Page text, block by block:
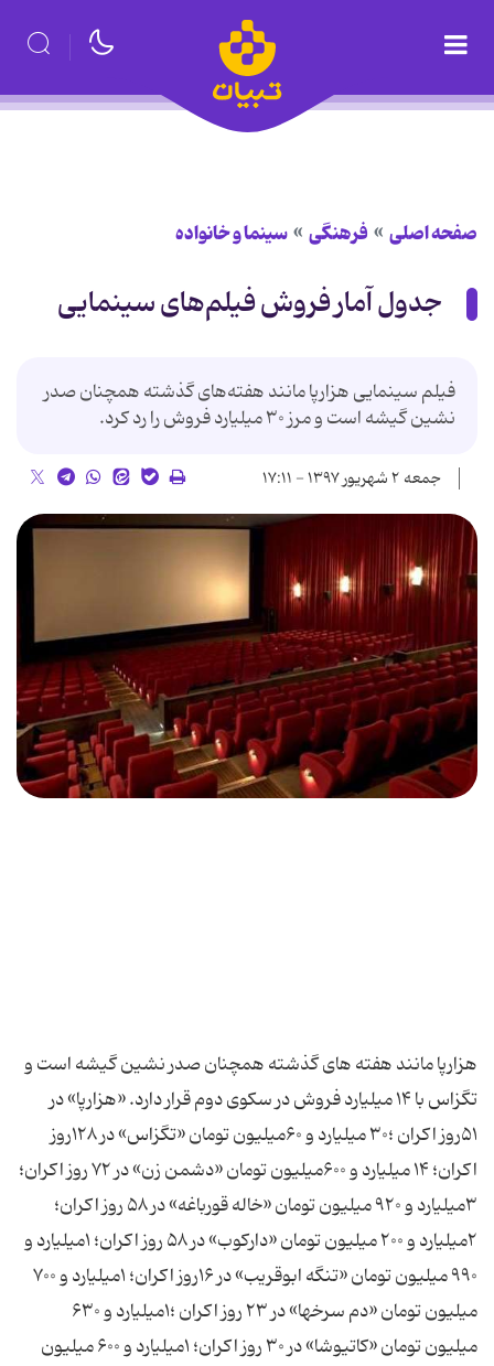
صفحه اصلی فرهنگی سینما و خانواده
جدول آمار فروش فیلم‌های سینمایی
فیلم سینمایی هزارپا مانند هفته‌های گذشته همچنان صدر
نشین گیشه است و مرز ۳۰ میلیارد فروش را رد کرد.
جمعه ۲ شهریور ۱۳۹۷ - ۱۷:۱۱
هزارپا مانند هفته های گذشته همچنان صدر نشین گیشه است و
تگزاس با ۱۴ میلیارد فروش در سکوی دوم قرار دارد. «هزارپا» در
۵۱روز اکران ؛۳۰ میلیارد و ۶۰میلیون تومان «تگزاس» در ۱۲۸روز
اکران؛ ۱۴ میلیارد و ۶۰۰میلیون تومان «دشمن زن» در ۷۲ روز اکران؛
۳میلیارد و ۹۲۰ میلیون تومان «خاله قورباغه» در ۵۸ روز اکران؛
۲میلیارد و ۲۰۰ میلیون تومان «دارکوب» در ۵۸ روز اکران؛ ۱میلیارد و
۹۹۰ میلیون تومان «تنگه ابوقریب» در ۱۶روز اکران؛ ۱میلیارد و ۷۰۰
میلیون تومان «دم سرخها» در ۲۳ روز اکران ؛۱میلیارد و ۶۳۰
میلیون تومان «کاتیوشا» در ۳۰ روز اکران؛ ۱میلیارد و ۶۰۰ میلیون